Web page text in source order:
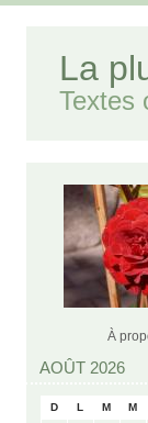
La
Textes
À
AOÛT 2026
D L M M